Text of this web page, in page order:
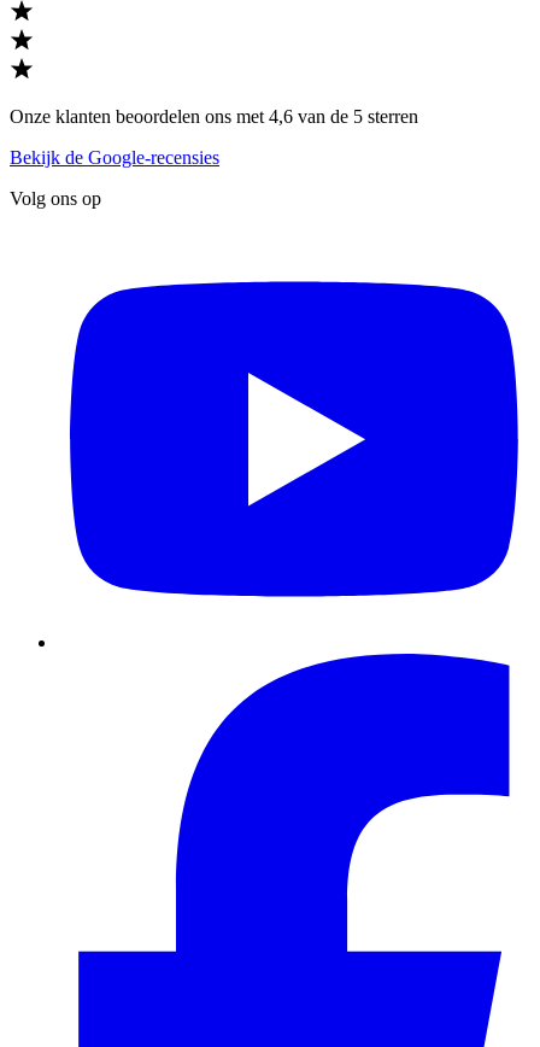
Onze klanten beoordelen ons met 4,6 van de 5 sterren
Bekijk de Google-recensies
Volg ons op